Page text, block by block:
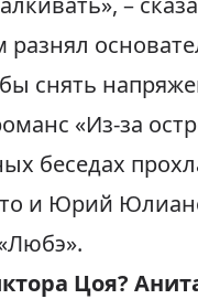
снять
«Из-за
беседах
и Юрий
Цоя?